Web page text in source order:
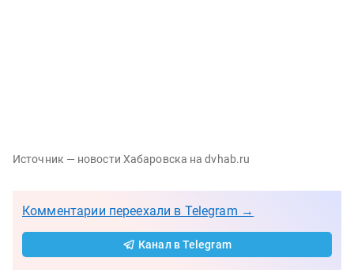
Источник — новости Хабаровска на dvhab.ru
Комментарии переехали в Telegram →
Канал в Telegram